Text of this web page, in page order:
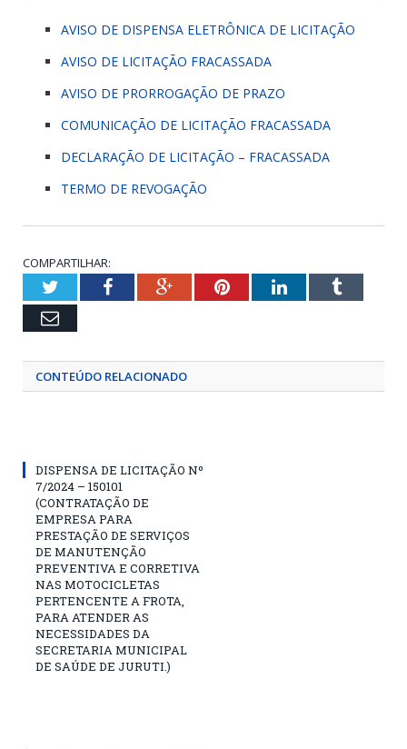
AVISO DE DISPENSA ELETRÔNICA DE LICITAÇÃO
AVISO DE LICITAÇÃO FRACASSADA
AVISO DE PRORROGAÇÃO DE PRAZO
COMUNICAÇÃO DE LICITAÇÃO FRACASSADA
DECLARAÇÃO DE LICITAÇÃO – FRACASSADA
TERMO DE REVOGAÇÃO
COMPARTILHAR:
TwitterFacebookGoogle+PinterestLinkedInTumblr
Email
CONTEÚDO RELACIONADO
DISPENSA DE LICITAÇÃO Nº
7/2024 – 150101
(CONTRATAÇÃO DE
EMPRESA PARA
PRESTAÇÃO DE SERVIÇOS
DE MANUTENÇÃO
PREVENTIVA E CORRETIVA
NAS MOTOCICLETAS
PERTENCENTE A FROTA,
PARA ATENDER AS
NECESSIDADES DA
SECRETARIA MUNICIPAL
DE SAÚDE DE JURUTI.)